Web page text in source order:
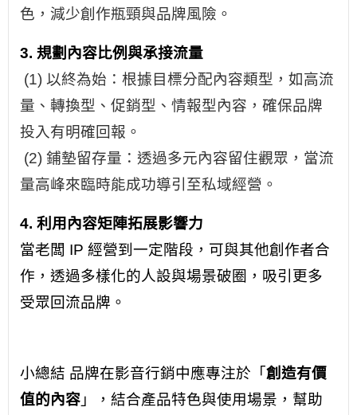
色，減少創作瓶頸與品牌風險。
3. 規劃內容比例與承接流量
(1) 以終為始：根據目標分配內容類型，如高流
量、轉換型、促銷型、情報型內容，確保品牌
投入有明確回報。
(2) 鋪墊留存量：透過多元內容留住觀眾，當流
量高峰來臨時能成功導引至私域經營。
4. 利用內容矩陣拓展影響力
當老闆 IP 經營到一定階段，可與其他創作者合
作，透過多樣化的人設與場景破圈，吸引更多
受眾回流品牌。
小總結 品牌在影音行銷中應專注於「 創造有價
值的內容 」，結合產品特色與使用場景，幫助